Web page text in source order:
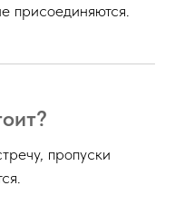
присоединяются.
пропуски